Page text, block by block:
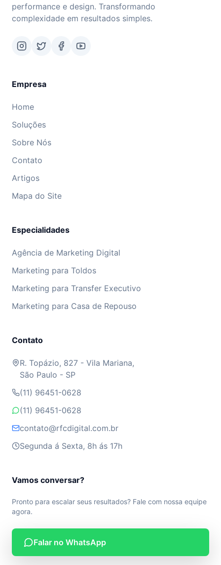
performance e design. Transformando
complexidade em resultados simples.
Empresa
Home
Soluções
Sobre Nós
Contato
Artigos
Mapa do Site
Especialidades
Agência de Marketing Digital
Marketing para Toldos
Marketing para Transfer Executivo
Marketing para Casa de Repouso
Contato
R. Topázio, 827 - Vila Mariana,
São Paulo - SP
(11) 96451-0628
(11) 96451-0628
contato@rfcdigital.com.br
Segunda á Sexta, 8h ás 17h
Vamos conversar?
Pronto para escalar seus resultados? Fale com nossa equipe
agora.
Falar no WhatsApp